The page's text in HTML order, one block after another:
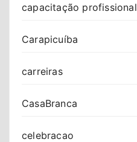
capacitação profissional
Carapicuíba
carreiras
CasaBranca
celebracao